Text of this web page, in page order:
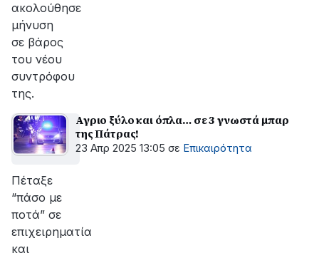
ακολούθησε
μήνυση
σε βάρος
του νέου
συντρόφου
της.
Αγριο ξύλο και όπλα… σε 3 γνωστά μπαρ
της Πάτρας!
23 Απρ 2025 13:05 σε Επικαιρότητα
Πέταξε
“πάσο με
ποτά” σε
επιχειρηματία
και